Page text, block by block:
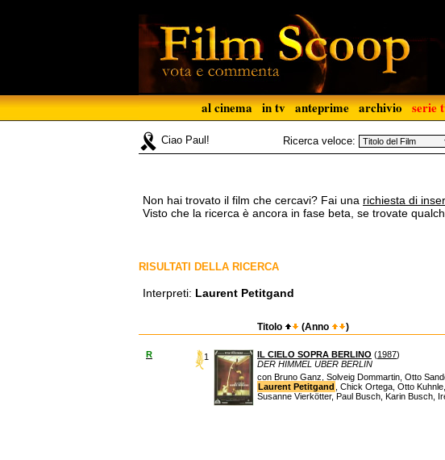
al cinema in tv anteprime archivio serie
Ciao Paul! Ricerca veloce:
Non hai trovato il film che cercavi? Fai una richiesta di
Visto che la ricerca è ancora in fase beta, se trovate
RISULTATI DELLA RICERCA
Interpreti: Laurent Petitgand
Titolo (Anno )
R 1 IL CIELO SOPRA BERLINO (1987)
DER HIMMEL UBER BERLIN
con Bruno Ganz, Solveig Dommartin, Otto
Laurent Petitgand
, Chick Ortega, Otto
Susanne Vierkötter, Paul Busch, Karin Busch,